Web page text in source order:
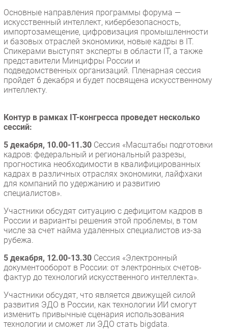
Финансы
Web
Безопасность
Инновации
CIO/Управление ИТ
Гаджеты
Новости
Аналитика
Интервью
Мероприятия
Проекты
IT класс
Тестовый стенд
Каталог компаний
Основные направления программы форума —
искусственный интеллект, кибербезопасность,
импортозамещение, цифровизация промышленности
и базовых отраслей экономики, новые кадры в IT.
Спикерами выступят эксперты в области IT, а также
представители Минцифры России и
подведомственных организаций. Пленарная сессия
пройдет 6 декабря и будет посвящена искусственному
интеллекту.
Контур в рамках IT-конгресса проведет несколько
сессий:
5 декабря, 10.00-11.30 Сессия «Масштабы подготовки
кадров: федеральный и региональный разрезы,
прогностика необходимости в квалифицированных
кадрах в различных отраслях экономики, лайфхаки
для компаний по удержанию и развитию
специалистов».
Участники обсудят ситуацию с дефицитом кадров в
России и варианты решения этой проблемы, в том
числе за счет найма удаленных специалистов из-за
рубежа.
5 декабря, 12.00-13.30 Сессия «Электронный
документооборот в России: от электронных счетов-
фактур до технологий искусственного интеллекта».
Участники обсудят, что является движущей силой
развития ЭДО в России, как технологии ИИ смогут
изменить привычные сценария использования
технологии и сможет ли ЭДО стать bigdata.